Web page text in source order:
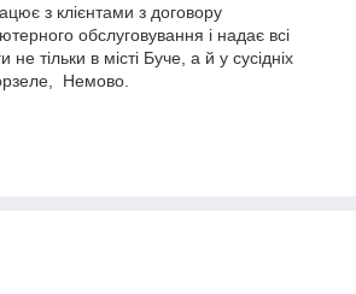
з клієнтами з договору
обслуговування і надає всі
не тільки в місті Буче, а й у сусідніх
Немово.